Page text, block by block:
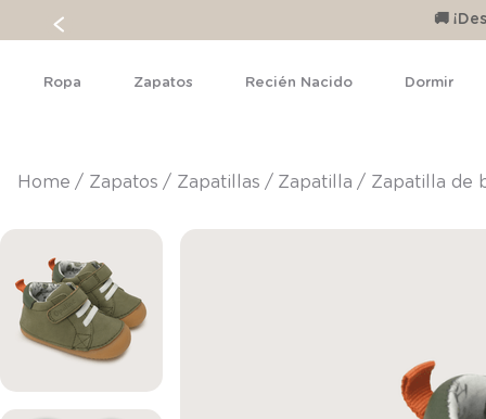
🚚
Ropa Zapatos Recién Nacido Dormir
zapatos zapatillas zapatilla Zapatilla de